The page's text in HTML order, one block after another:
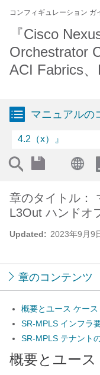
コンフィギュレーション ガ
『Cisco
Orchestrator
ACI Fabrics、
マニュアルの
4.2（x）』
Updated: 2023年9月9
章のタイトル：
L3Out ハンドオ
章のコンテンツ
概要とユース ケース
SR-MPLS インフラ
SR-MPLS テナント
概要とユース